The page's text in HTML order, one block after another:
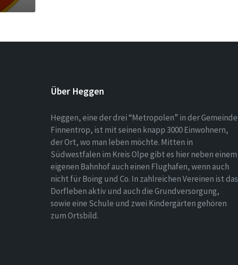
Über Heggen
Heggen, eine der drei “Metropolen” in der Gemeinde
Finnentrop, ist mit seinen knapp 3000 Einwohnern,
der Ort, wo man leben möchte. Mitten in
Südwestfalen im Kreis Olpe gibt es hier neben einem
eigenen Bahnhof auch einen Flughafen, wenn auch
nicht für Boing und Co. In zahlreichen Vereinen ist das
Dorfleben aktiv und auch die Grundversorgung,
sowie eine Schule und zwei Kindergärten gehören
zum Ortsbild.